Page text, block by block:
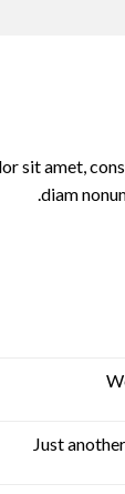
sit amet,
diam
Just